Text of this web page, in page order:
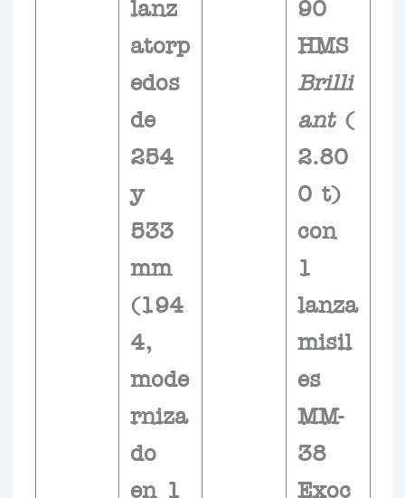
lanz
atorp
edos
de
254
y
533
mm
(194
4,
mode
rniza
do
en 1
90
HMS
Brilli
ant(
2.80
0 t)
con
1
lanza
misil
es
MM-
38
Exoc